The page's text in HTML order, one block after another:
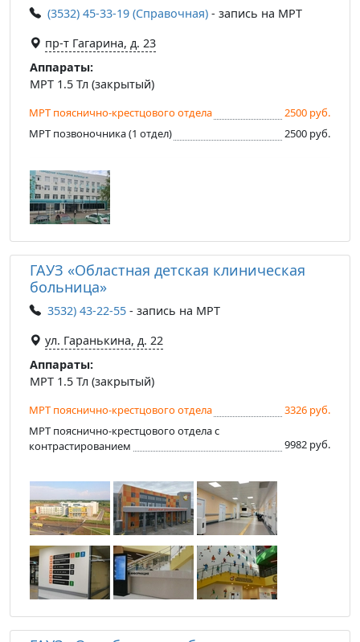
(3532) 45-33-19 (Справочная) - запись на МРТ
пр-т Гагарина, д. 23
Аппараты:
МРТ 1.5 Тл (закрытый)
МРТ пояснично-крестцового отдела
2500 руб.
МРТ позвоночника (1 отдел)
2500 руб.
ГАУЗ «Областная детская клиническая
больница»
3532) 43-22-55 - запись на МРТ
ул. Гаранькина, д. 22
Аппараты:
МРТ 1.5 Тл (закрытый)
МРТ пояснично-крестцового отдела
3326 руб.
МРТ пояснично-крестцового отдела с
контрастированием
9982 руб.